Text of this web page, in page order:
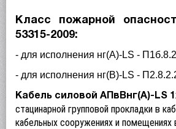
Класс пожарной
53315-2009:
- для исполнения нг(А)-LS -
- для исполнения нг(В)-LS -
Кабель силовой АПвВнг(А)-LS
стацинарной групповой прокладки в
кабельных сооружениях и помещениях